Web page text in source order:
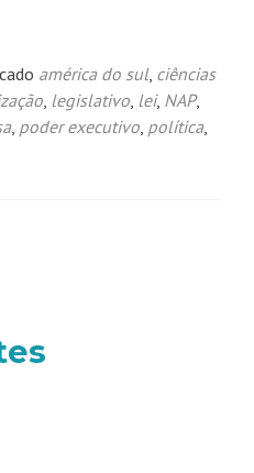
américa do sul, ciências
legislativo lei, NAP,
, poder executivo política,